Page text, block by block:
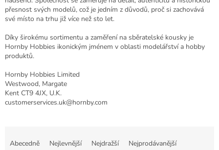
přesnost svých modelů, což je jedním z důvodů, proč si zachovává
své místo na trhu již více než sto let.
Díky širokému sortimentu a zaměření na sběratelské kousky je
Hornby Hobbies ikonickým jménem v oblasti modelářství a hobby
produktů.
Hornby Hobbies Limited
Westwood, Margate
Kent CT9 4JX, U.K.
customerservices.uk@hornby.com
Abecedně Nejlevnější Nejdražší Nejprodávanější